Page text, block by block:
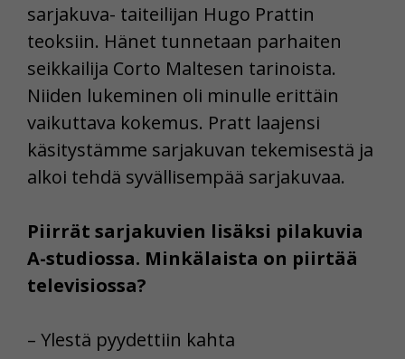
sarjakuva- taiteilijan Hugo Prattin
teoksiin. Hänet tunnetaan parhaiten
seikkailija Corto Maltesen tarinoista.
Niiden lukeminen oli minulle erittäin
vaikuttava kokemus. Pratt laajensi
käsitystämme sarjakuvan tekemisestä ja
alkoi tehdä syvällisempää sarjakuvaa.
Piirrät sarjakuvien lisäksi pilakuvia
A-studiossa. Minkälaista on piirtää
televisiossa?
– Ylestä pyydettiin kahta